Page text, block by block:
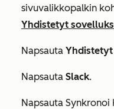
sivuvalikkopalkin
Yhdistetyt
Napsauta
Napsauta Slack.
Napsauta Synkronoi